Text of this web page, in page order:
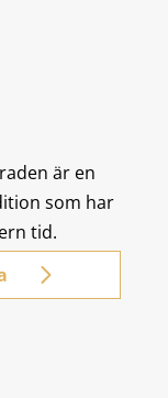
är en
som har
tid.